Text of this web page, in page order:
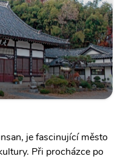
je fascinující město
Při procházce po